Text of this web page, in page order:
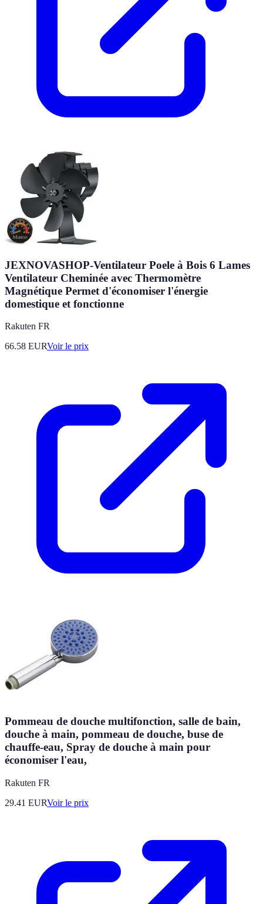
JEXNOVASHOP-Ventilateur Poele à Bois 6 Lames
Ventilateur Cheminée avec Thermomètre
Magnétique Permet d'économiser l'énergie
domestique et fonctionne
Rakuten FR
66.58 EURVoir le prix
Pommeau de douche multifonction, salle de bain,
douche à main, pommeau de douche, buse de
chauffe-eau, Spray de douche à main pour
économiser l'eau,
Rakuten FR
29.41 EURVoir le prix